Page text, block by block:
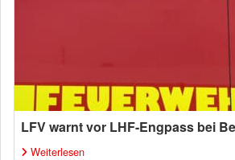
LFV warnt vor LHF-Engpass bei
Weiterlesen